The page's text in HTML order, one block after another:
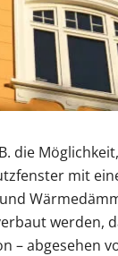
die
mit
werden,
– abgesehen